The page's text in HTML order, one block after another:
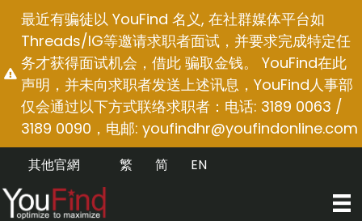
容
最近有骗徒以 YouFind 名义, 在社群媒体平台如
Threads/IG等邀请求职者面试，并要求完成特定任
务才获得面试机会，借此 骗取金钱。 YouFind在此
声明，并未向求职者发送上述讯息，YouFind人事部
仅会通过以下方式联络求职者：电话: 3189 0063 /
3189 0090，电邮: youfindhr@youfindonline.com
其他官網 EN
简
繁